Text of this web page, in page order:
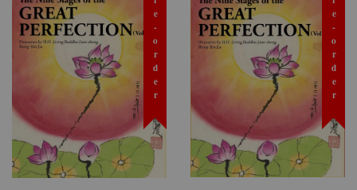
预购 Pre-order 预购 Pre-order